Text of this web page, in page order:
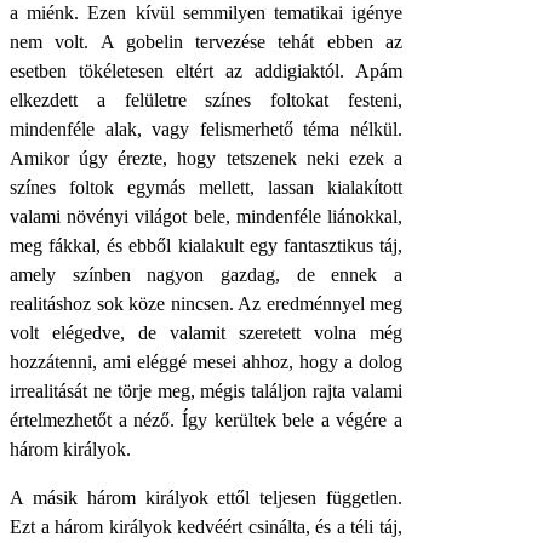
a miénk. Ezen kívül semmilyen tematikai igénye
nem volt. A gobelin tervezése tehát ebben az
esetben tökéletesen eltért az addigiaktól. Apám
elkezdett a felületre színes foltokat festeni,
mindenféle alak, vagy felismerhető téma nélkül.
Amikor úgy érezte, hogy tetszenek neki ezek a
színes foltok egymás mellett, lassan kialakított
valami növényi világot bele, mindenféle liánokkal,
meg fákkal, és ebből kialakult egy fantasztikus táj,
amely színben nagyon gazdag, de ennek a
realitáshoz sok köze nincsen. Az eredménnyel meg
volt elégedve, de valamit szeretett volna még
hozzátenni, ami eléggé mesei ahhoz, hogy a dolog
irrealitását ne törje meg, mégis találjon rajta valami
értelmezhetőt a néző. Így kerültek bele a végére a
három királyok.
A másik három királyok ettől teljesen független.
Ezt a három királyok kedvéért csinálta, és a téli táj,